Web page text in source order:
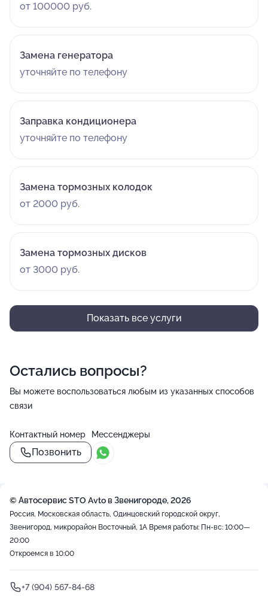
от 100000 руб.
Замена генератора
уточняйте по телефону
Заправка кондиционера
уточняйте по телефону
Замена тормозных колодок
от 2000 руб.
Замена тормозных дисков
от 3000 руб.
Показать все услуги
Остались вопросы?
Вы можете воспользоваться любым из указанных способов
связи
Контактный номер
Позвонить
Мессенджеры
© Автосервис STO Avto в Звенигороде, 2026
Россия, Московская область, Одинцовский городской округ,
Звенигород, микрорайон Восточный, 1А Время работы: Пн-вс: 10:00—
20:00
Откроемся в 10:00
+7 (904) 567-84-68